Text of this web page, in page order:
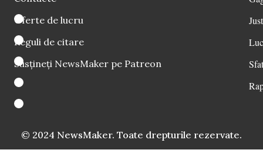
Oferte de lucru
Reguli de citare
Susțineți NewsMaker pe Patreon
© 2024 NewsMaker. Toate drepturile rezervate.